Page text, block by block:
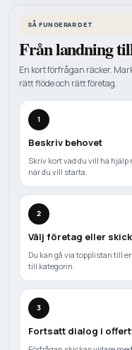
SÅ FUNGERAR DET
Från landning
En kort förfrågan räcker.
rätt flöde och rätt företag.
1
Beskriv behovet
Skriv kort vad du vill ha
när du vill starta.
2
Välj företag eller
Du kan gå via topplistan till
till kategorin.
3
Fortsatt dialog i